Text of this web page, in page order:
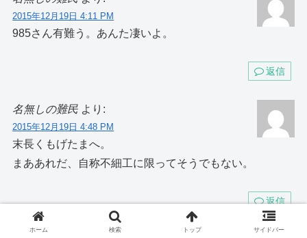
2015年12月19日 4:11 PM
985さん有難う。あんた凄いよ。
返信
名無しの難民 より:
2015年12月19日 4:48 PM
末長くもげたまへ。
まああれだ、自称不細工に限ってそうでもない。
返信
ホーム 検索 トップ サイドバー